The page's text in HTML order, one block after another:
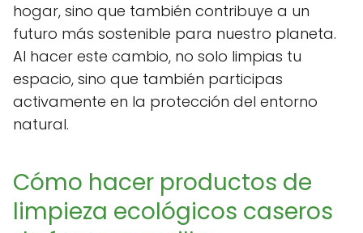
hogar, sino que también contribuye a un
futuro más sostenible para nuestro planeta.
Al hacer este cambio, no solo limpias tu
espacio, sino que también participas
activamente en la protección del entorno
natural.
Cómo hacer productos de
limpieza ecológicos caseros